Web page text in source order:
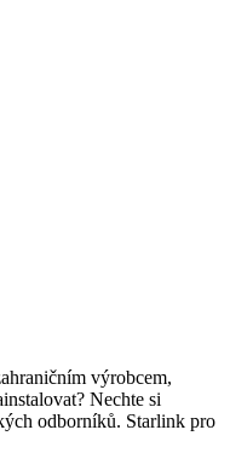
výrobcem,
Nechte si
odborníků. Starlink pro